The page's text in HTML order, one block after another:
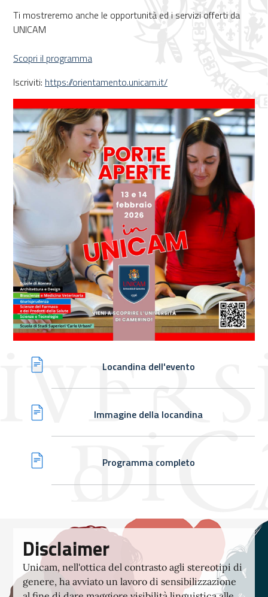
Ti mostreremo anche le opportunità ed i servizi offerti da
UNICAM
Scopri il programma
Iscriviti: https://orientamento.unicam.it/
Locandina dell'evento
Immagine della locandina
Programma completo
Disclaimer
Unicam, nell'ottica del contrasto agli stereotipi di
genere, ha avviato un lavoro di sensibilizzazione